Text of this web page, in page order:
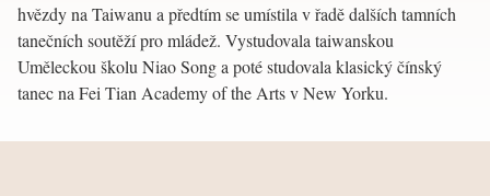
hvězdy na Taiwanu a předtím se umístila v řadě dalších tamních
tanečních soutěží pro mládež. Vystudovala taiwanskou
Uměleckou školu Niao Song a poté studovala klasický čínský
tanec na Fei Tian Academy of the Arts v New Yorku.